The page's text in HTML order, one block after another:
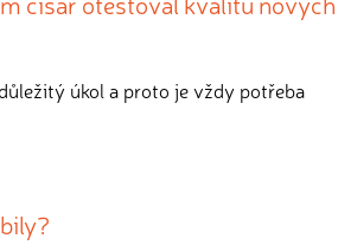
úkol a proto je vždy potřeba